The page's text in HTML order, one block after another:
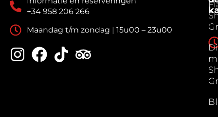
+34 958 206 266
Maandag t/m zondag | 15u00 – 23u00